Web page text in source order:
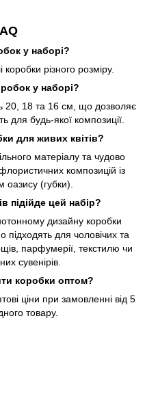
у наборі?
коробки різного розміру.
у наборі?
20, 18 та 16 см, що дозволяє
для будь-якої композиції.
для живих квітів?
матеріалу та чудово
композицій із
оазису (губки).
підійде цей набір?
дизайну коробки
підходять для чоловічих та
парфумерії, текстилю чи
сувенірів.
коробки оптом?
ціни при замовленні від 5
товару.